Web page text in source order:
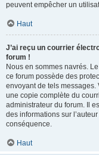
peuvent empêcher un
Haut
J’ai reçu un courrier
forum !
Nous en sommes navrés.
ce forum possède des
envoyant de tels
une copie complète du
administrateur du forum. Il
des informations sur
conséquence.
Haut